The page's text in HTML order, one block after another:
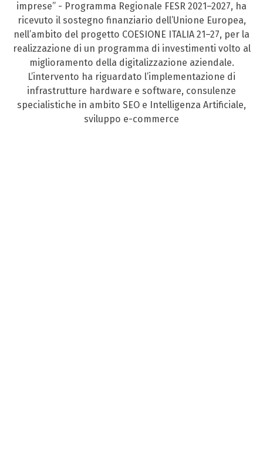
imprese” - Programma Regionale FESR 2021–2027, ha
ricevuto il sostegno finanziario dell’Unione Europea,
nell’ambito del progetto COESIONE ITALIA 21–27, per la
realizzazione di un programma di investimenti volto al
miglioramento della digitalizzazione aziendale.
L’intervento ha riguardato l’implementazione di
infrastrutture hardware e software, consulenze
specialistiche in ambito SEO e Intelligenza Artificiale,
sviluppo e-commerce